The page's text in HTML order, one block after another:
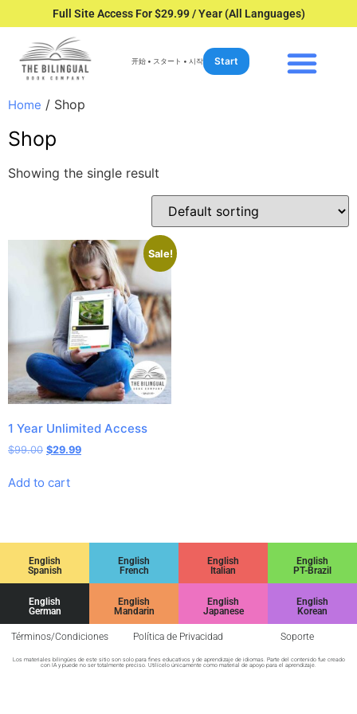
Full Site Access For $29.99 / Year (All Languages)
开始 • スタート • 시작 Start
Home / Shop
Shop
Showing the single result
Sale!
1 Year Unlimited Access
$99.00 $29.99
Add to cart
English
Spanish
English
French
English
Italian
English
PT-Brazil
English
German
English
Mandarin
English
Japanese
English
Korean
Términos/Condiciones Política de Privacidad Soporte
Los materiales bilingües de este sitio son solo para fines educativos y de aprendizaje de idiomas. Parte del contenido fue creado
con IA y puede no ser totalmente preciso. Utilícelo únicamente como material de apoyo para el aprendizaje.